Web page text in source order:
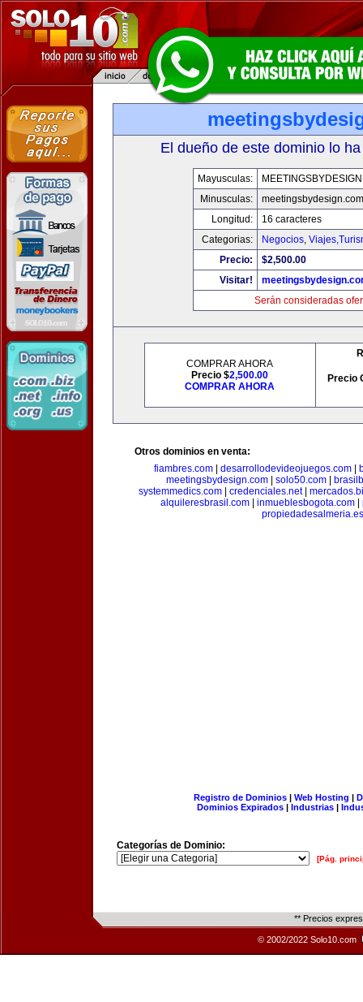
El dueño de este dominio lo
Mayusculas:
Minusculas:
meetingsbydesign.com
Longitud:
16 caracteres
Categorias:
Negocios,
Precio:
$2,500.00
Visitar!
Serán consideradas
COMPRAR AHORA
Precio $2,500.00
COMPRAR AHORA
Precio
Otros dominios en venta:
fiambres.com| desarrollodevideojuegos.com|
meetingsbydesign.com
solo50.com
systemmedics.com| credenciales.net|
alquileresbrasil.com| inmueblesbogota.com|
propiedadesalmeria.es
Registro de Dominios| Web Hosting |
Dominios Expirados | Industrias |
Categorías de Dominio:
[Pág.
** Precios
© 2002/2022 Solo10.com